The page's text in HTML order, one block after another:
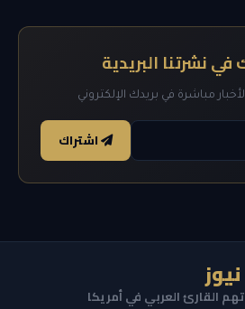
في نشرتنا البريدية
مباشرة في بريدك الإلكتروني
اشتراك
القارئ العربي في أمريكا